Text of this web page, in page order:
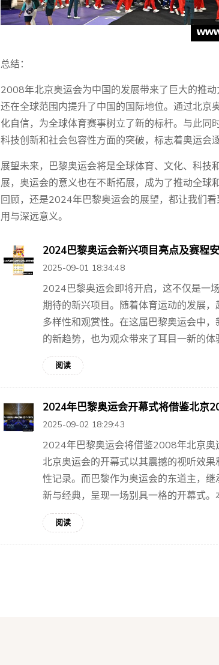
总结：
2008年北京奥运会为中国的发展带来了巨大的推
还在全球范围内提升了中国的国际地位。通过北
化自信，为全球体育赛事树立了新的标杆。与此同
科技创新和社会包容性方面的突破，标志着奥运会
展望未来，巴黎奥运会将是全球体育、文化、科技
展，奥运会的意义也在不断拓展，成为了推动全
回顾，还是2024年巴黎奥运会的展望，都让我们
用与深远意义。
2024巴黎奥运会新兴项目亮点及赛程
2025-09-01 18:34:48
2024巴黎奥运会即将开启，这不仅是一
期待的新兴项目。随着体育运动的发展
多样性和观赏性。在这届巴黎奥运会中
的新趋势，也为观众带来了耳目一新的体
阅读
2024年巴黎奥运会开幕式将借鉴北京
2025-09-02 18:29:43
2024年巴黎奥运会将借鉴2008年北京奥
北京奥运会的开幕式以其震撼的视听效
性记录。而巴黎作为奥运会的东道主，
新与经典，呈现一场别具一格的开幕式。
阅读